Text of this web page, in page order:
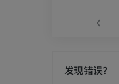
‹
发现错误？